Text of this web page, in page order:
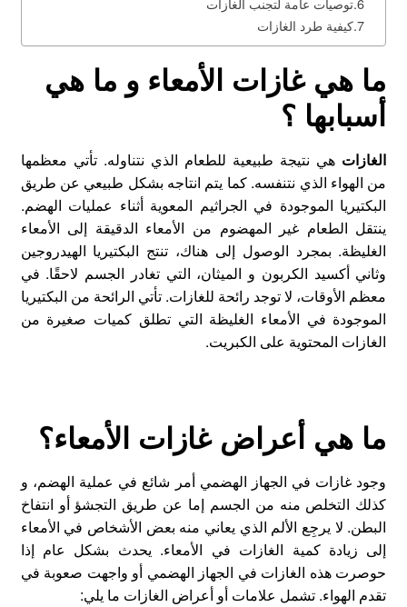
كيفية طرد الغازات
ما هي غازات الأمعاء و ما هي
أسبابها ؟
الغازات هي نتيجة طبيعية للطعام الذي نتناوله. تأتي معظمها
من الهواء الذي نتنفسه. كما يتم انتاجه بشكل طبيعي عن طريق
البكتيريا الموجودة في الجراثيم المعوية أثناء عمليات الهضم.
ينتقل الطعام غير المهضوم من الأمعاء الدقيقة إلى الأمعاء
الغليظة. بمجرد الوصول إلى هناك، تنتج البكتيريا الهيدروجين
وثاني أكسيد الكربون و الميثان، التي تغادر الجسم لاحقًا. في
معظم الأوقات، لا توجد رائحة للغازات. تأتي الرائحة من البكتيريا
الموجودة في الأمعاء الغليظة التي تطلق كميات صغيرة من
الغازات المحتوية على الكبريت.
ما هي أعراض غازات الأمعاء؟
وجود غازات في الجهاز الهضمي أمر شائع في عملية الهضم، و
كذلك التخلص منه من الجسم إما عن طريق التجشؤ أو انتفاخ
البطن. لا يرجِع الألم الذي يعاني منه بعض الأشخاص في الأمعاء
إلى زيادة كمية الغازات في الأمعاء. يحدث بشكل عام إذا
حوصرت هذه الغازات في الجهاز الهضمي أو واجهت صعوبة في
تقدم الهواء. تشمل علامات أو أعراض الغازات ما يلي: